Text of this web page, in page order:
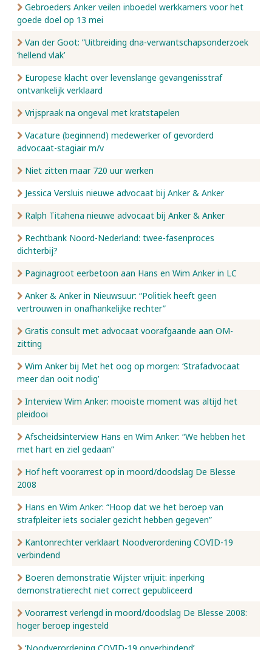
Gebroeders Anker veilen inboedel werkkamers voor het
goede doel op 13 mei
Van der Goot: ”Uitbreiding dna-verwantschapsonderzoek
‘hellend vlak’
Europese klacht over levenslange gevangenisstraf
ontvankelijk verklaard
Vrijspraak na ongeval met kratstapelen
Vacature (beginnend) medewerker of gevorderd
advocaat-stagiair m/v
Niet zitten maar 720 uur werken
Jessica Versluis nieuwe advocaat bij Anker & Anker
Ralph Titahena nieuwe advocaat bij Anker & Anker
Rechtbank Noord-Nederland: twee-fasenproces
dichterbij?
Paginagroot eerbetoon aan Hans en Wim Anker in LC
Anker & Anker in Nieuwsuur: “Politiek heeft geen
vertrouwen in onafhankelijke rechter”
Gratis consult met advocaat voorafgaande aan OM-
zitting
Wim Anker bij Met het oog op morgen: ‘Strafadvocaat
meer dan ooit nodig’
Interview Wim Anker: mooiste moment was altijd het
pleidooi
Afscheidsinterview Hans en Wim Anker: “We hebben het
met hart en ziel gedaan”
Hof heft voorarrest op in moord/doodslag De Blesse
2008
Hans en Wim Anker: “Hoop dat we het beroep van
strafpleiter iets socialer gezicht hebben gegeven”
Kantonrechter verklaart Noodverordening COVID-19
verbindend
Boeren demonstratie Wijster vrijuit: inperking
demonstratierecht niet correct gepubliceerd
Voorarrest verlengd in moord/doodslag De Blesse 2008:
hoger beroep ingesteld